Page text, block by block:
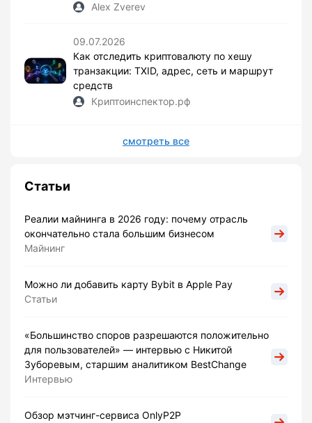
Alex Zverev
09.07.2026
Как отследить криптовалюту по хешу
транзакции: TXID, адрес, сеть и маршрут
средств
Криптоинспектор.рф
смотреть все
Статьи
Реалии майнинга в 2026 году: почему отрасль
окончательно стала большим бизнесом
Майнинг
Можно ли добавить карту Bybit в Apple Pay
Статьи
«Большинство споров разрешаются положительно
для пользователей» — интервью с Никитой
Зуборевым, старшим аналитиком BestChange
Интервью
Обзор мэтчинг-сервиса OnlyP2P